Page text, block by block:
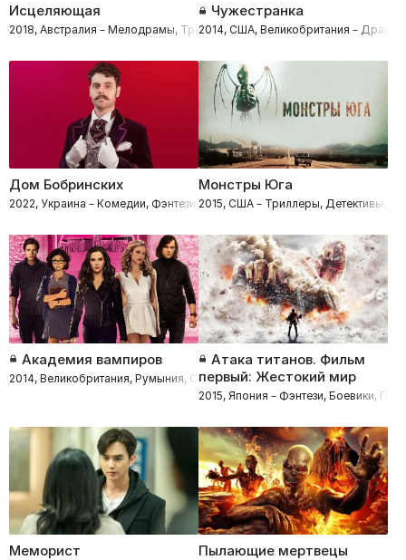
Исцеляющая
2018, Австралия – Мелодрамы, Триллеры, Фэнтези
Чужестранка
2014, США, Великобритания –
Дом Бобринских
2022, Украина – Комедии, Фэнтези
Монстры Юга
2015, США – Триллеры, Детективы,
Академия вампиров
2014, Великобритания, Румыния, США – Фэнтези, Ужасы
Атака титанов. Фильм
первый: Жестокий мир
2015, Япония – Фэнтези, Боевики,
Меморист Пылающие мертвецы